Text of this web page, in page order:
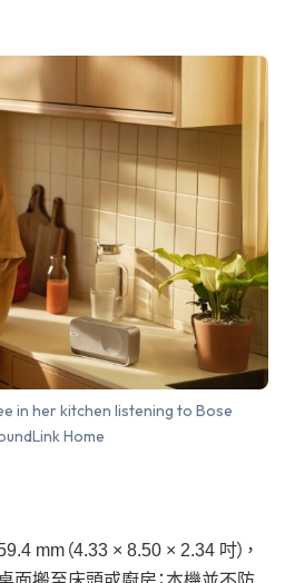
in her kitchen listening to Bose
Home
mm（4.33 × 8.50 × 2.34 吋），